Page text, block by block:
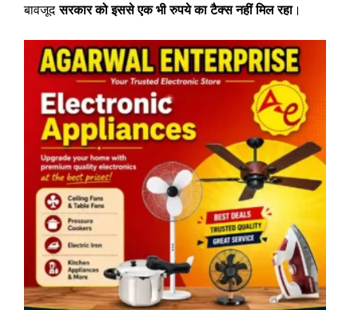
बावजूदसरकार को इससे एक भी रुपये का टैक्स नहीं मिल रहा।